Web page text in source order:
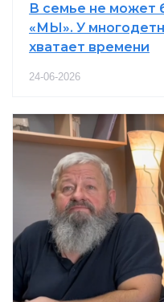
В семье не может
«МЫ». У
хватает времени
24-06-2026